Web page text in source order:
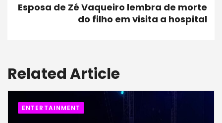
Esposa de Zé Vaqueiro lembra de morte
do filho em visita a hospital
Related Article
ENTERTAINMENT